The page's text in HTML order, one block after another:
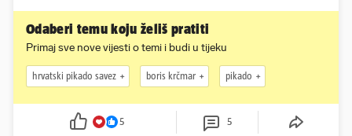
Odaberi temu koju želiš pratiti
Primaj sve nove vijesti o temi i budi u tijeku
hrvatski pikado savez boris krčmar pikado
5 5